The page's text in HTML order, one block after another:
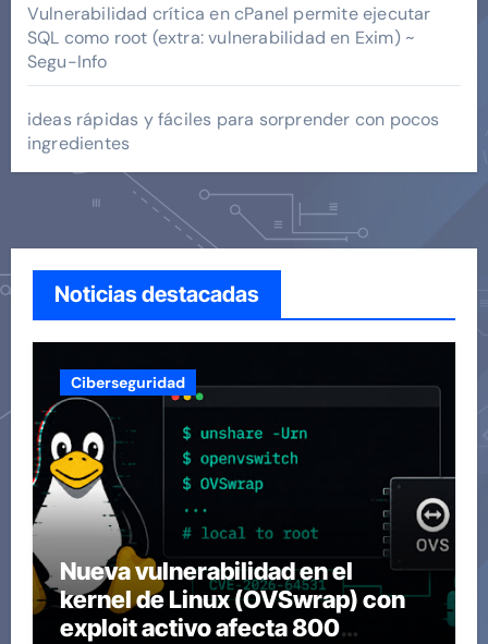
Vulnerabilidad crítica en cPanel permite ejecutar
SQL como root (extra: vulnerabilidad en Exim) ~
Segu-Info
ideas rápidas y fáciles para sorprender con pocos
ingredientes
Noticias destacadas
Ciberseguridad
Nueva vulnerabilidad en el
kernel de Linux (OVSwrap) con
exploit activo afecta 800